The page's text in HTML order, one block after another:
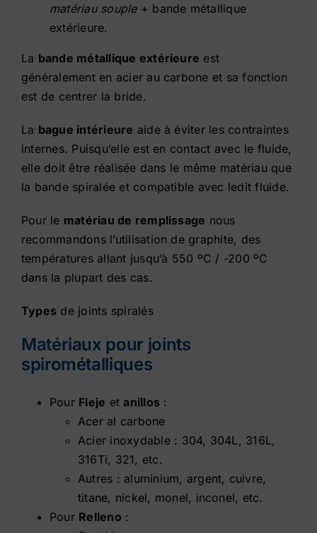
matériau souple+ bande métallique
extérieure.
La bande métallique extérieure est
généralement en acier au carbone et sa fonction
est de centrer la bride.
La bague intérieure aide à éviter les contraintes
internes. Puisqu’elle est en contact avec le fluide,
elle doit être réalisée dans le même matériau que
la bande spiralée et compatible avec ledit fluide.
Pour le matériau de remplissage nous
recommandons l’utilisation de graphite, des
températures allant jusqu’à 550 ºC / -200 ºC
dans la plupart des cas.
Types de joints spiralés
Matériaux pour joints
spirométalliques
Pour Fleje etanillos :
Acer al carbone
Acier inoxydable : 304, 304L, 316L,
316Ti, 321, etc.
Autres : aluminium, argent, cuivre,
titane, nickel, monel, inconel, etc.
Pour Relleno :